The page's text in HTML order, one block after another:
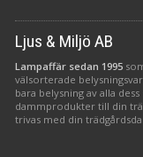
Ljus & Miljö AB
Lampaffär sedan 1995
välsorterade
bara belysning av alla
dammprodukter till din
trivas med din